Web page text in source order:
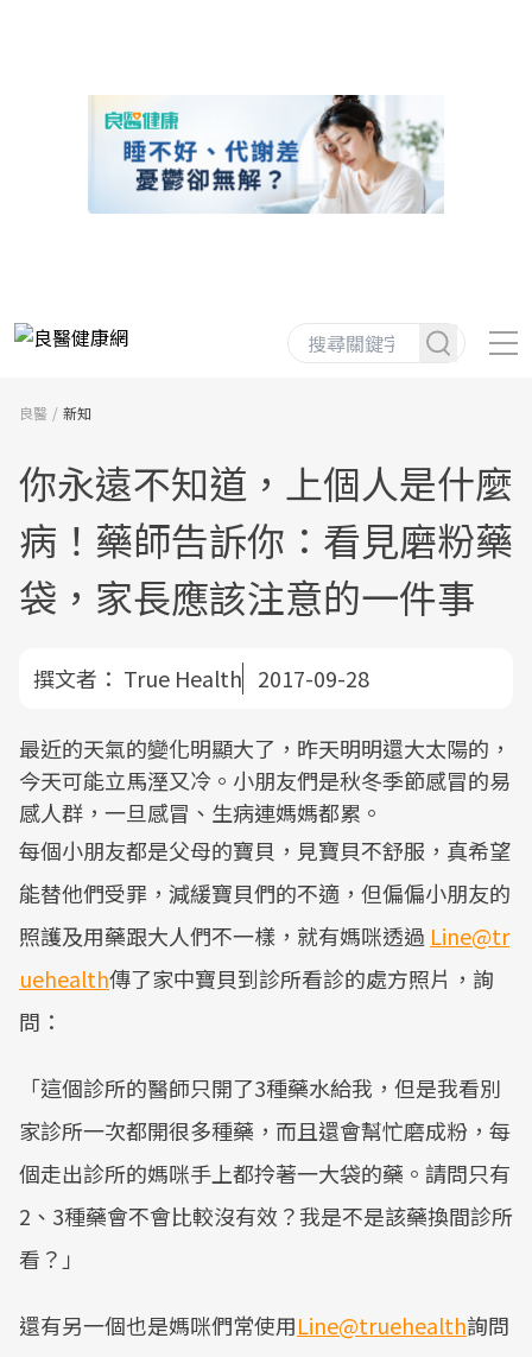
良醫 新知
你永遠不知道，上個人是什麼
病！藥師告訴你：看見磨粉藥
袋，家長應該注意的一件事
撰文者： True Health 2017-09-28
最近的天氣的變化明顯大了，昨天明明還大太陽的，
今天可能立馬溼又冷。小朋友們是秋冬季節感冒的易
感人群，一旦感冒、生病連媽媽都累。
每個小朋友都是父母的寶貝，見寶貝不舒服，真希望
能替他們受罪，減緩寶貝們的不適，但偏偏小朋友的
照護及用藥跟大人們不一樣，就有媽咪透過 Line@tr
uehealth傳了家中寶貝到診所看診的處方照片，詢
問：
「這個診所的醫師只開了3種藥水給我，但是我看別
家診所一次都開很多種藥，而且還會幫忙磨成粉，每
個走出診所的媽咪手上都拎著一大袋的藥。請問只有
2、3種藥會不會比較沒有效？我是不是該藥換間診所
看？」
還有另一個也是媽咪們常使用Line@truehealth詢問